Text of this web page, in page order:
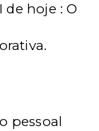
de hoje : O
pessoal